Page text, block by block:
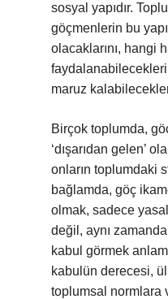
sosyal yapıdır.
göçmenlerin bu
olacaklarını, hangi
maruz
Birçok toplumda,
‘dışarıdan gelen’
onların toplumdaki
bağlamda, göç
olmak, sadece
değil, aynı
kabul görmek
kabulün derecesi,
toplumsal normlara